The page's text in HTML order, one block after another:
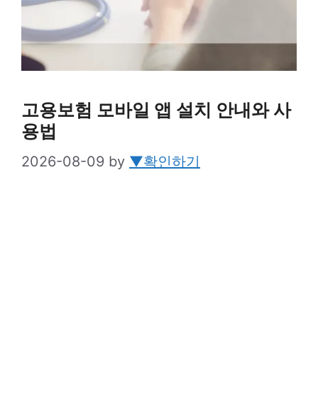
고용보험 모바일 앱 설치 안내와 사
용법
2026-08-09 by ▼확인하기